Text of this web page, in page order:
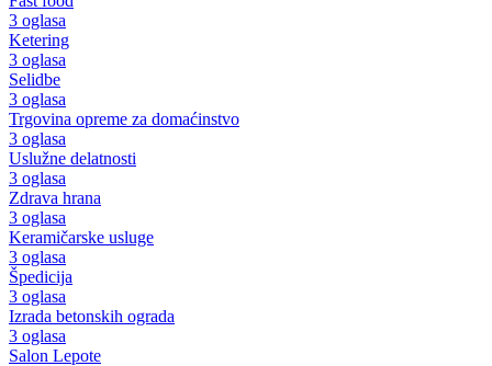
3 oglasa
Ketering
3 oglasa
Selidbe
3 oglasa
Trgovina opreme za domaćinstvo
3 oglasa
Uslužne delatnosti
3 oglasa
Zdrava hrana
3 oglasa
Keramičarske usluge
3 oglasa
Špedicija
3 oglasa
Izrada betonskih ograda
3 oglasa
Salon Lepote